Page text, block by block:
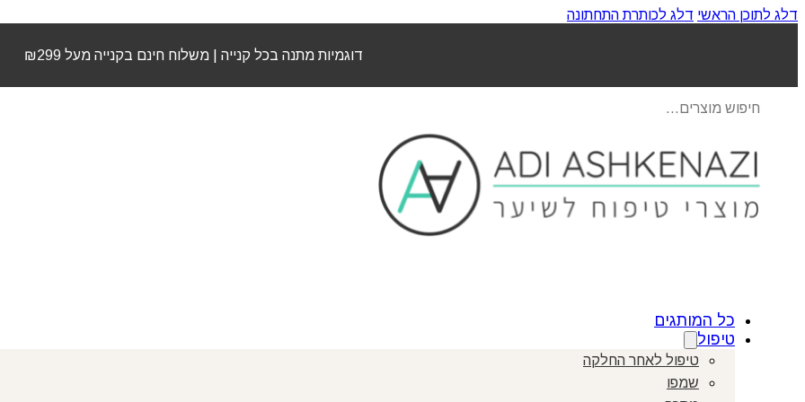
דלג לתוכן הראשי דלג לכותרת התחתונה
דוגמיות מתנה בכל קנייה | משלוח חינם בקנייה מעל ₪299
search
כל המותגים
טיפול
טיפול לאחר החלקה
שמפו